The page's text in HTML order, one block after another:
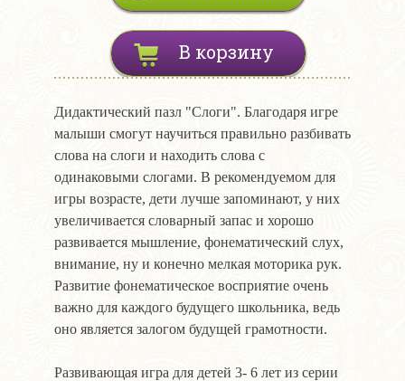
В корзину
Дидактический пазл "Слоги". Благодаря игре
малыши смогут научиться правильно разбивать
слова на слоги и находить слова с
одинаковыми слогами. В рекомендуемом для
игры возрасте, дети лучше запоминают, у них
увеличивается словарный запас и хорошо
развивается мышление, фонематический слух,
внимание, ну и конечно мелкая моторика рук.
Развитие фонематическое восприятие очень
важно для каждого будущего школьника, ведь
оно является залогом будущей грамотности.
Развивающая игра для детей 3- 6 лет из серии